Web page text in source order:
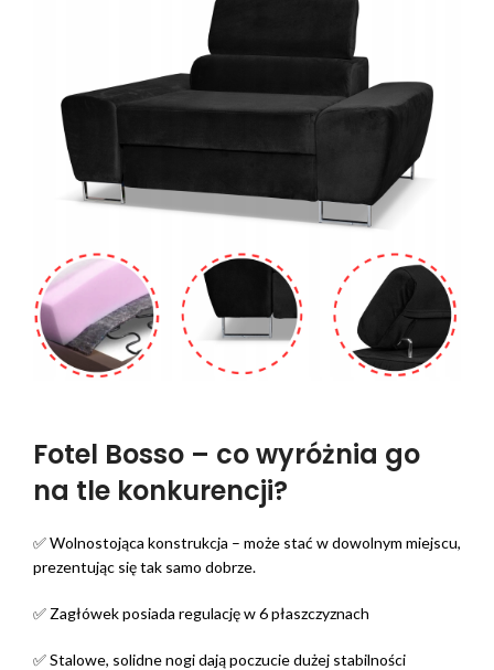
Fotel Bosso – co wyróżnia go
na tle konkurencji?
✅ Wolnostojąca konstrukcja – może stać w dowolnym miejscu,
prezentując się tak samo dobrze.
✅ Zagłówek posiada regulację w 6 płaszczyznach
✅ Stalowe, solidne nogi dają poczucie dużej stabilności